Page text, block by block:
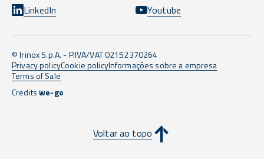
LinkedIn
Youtube
© Irinox S.p.A. - P.IVA/VAT 02152370264
Privacy policyCookie policyInformações sobre a empresa
Terms of Sale
Creditswe-go
Voltar ao topo